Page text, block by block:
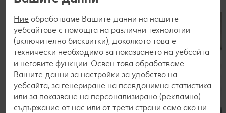
Ние обработваме Вашите данни на нашите
уебсайтове с помощта на различни технологии
(включително бисквитки), доколкото това е
технически необходимо за показването на уебсайта
и неговите функции. Освен това обработваме
Вашите данни за настройки за удобство на
уебсайта, за генериране на псевдонимна статистика
или за показване на персонализирано (рекламно)
съдържание от нас или от трети страни само ако ни